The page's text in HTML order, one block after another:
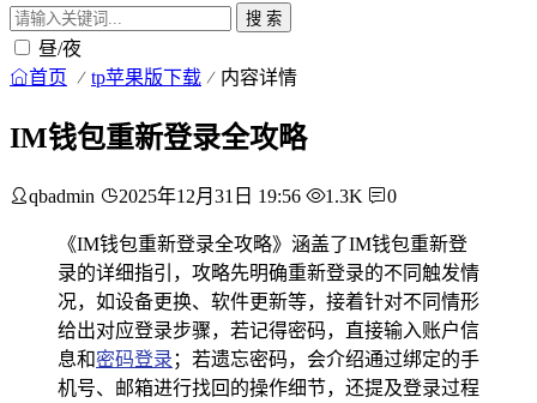
搜 索
昼/夜
首页 tp苹果版下载 内容详情
IM钱包重新登录全攻略
qbadmin 2025年12月31日 19:56 1.3K 0
《IM钱包重新登录全攻略》涵盖了IM钱包重新登
录的详细指引，攻略先明确重新登录的不同触发情
况，如设备更换、软件更新等，接着针对不同情形
给出对应登录步骤，若记得密码，直接输入账户信
息和密码登录 ；若遗忘密码，会介绍通过绑定的手
机号、邮箱进行找回的操作细节，还提及登录过程